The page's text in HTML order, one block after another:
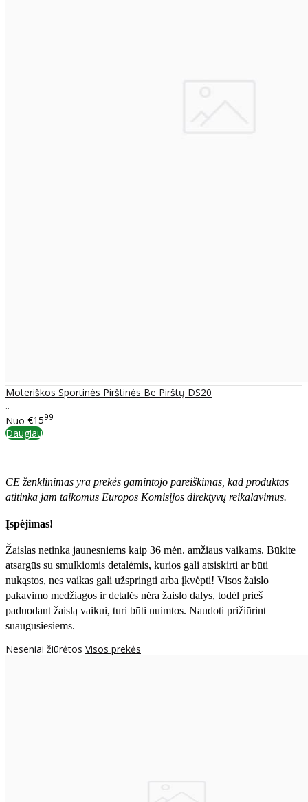
Moteriškos Sportinės Pirštinės Be Pirštų DS20
..
Nuo €1599
Daugiau
CE ženklinimas yra prekės gamintojo pareiškimas, kad produktas
atitinka jam taikomus Europos Komisijos direktyvų reikalavimus.
Įspėjimas!
Žaislas netinka jaunesniems kaip 36 mėn. amžiaus vaikams. Būkite
atsargūs su smulkiomis detalėmis, kurios gali atsiskirti ar būti
nukąstos, nes vaikas gali užspringti arba įkvėpti! Visos žaislо
pakavimo medžiagos ir detalės nėra žaislo dalys, todėl prieš
paduodant žaislą vaikui, turi būti nuimtos. Naudoti prižiūrint
suaugusiesiems.
Neseniai žiūrėtos Visos prekės